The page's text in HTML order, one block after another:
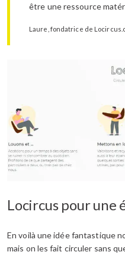
être une ressource
Laure, fondatrice de
Locircus pour une
En voilà une idée fantastique
mais on les fait circuler sans